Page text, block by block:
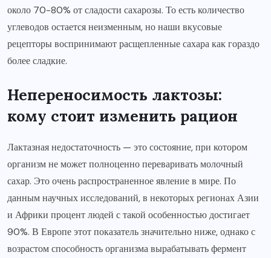
около 70-80% от сладости сахарозы. То есть количество
углеводов остается неизменным, но наши вкусовые
рецепторы воспринимают расщепленные сахара как гораздо
более сладкие.
Непереносимость лактозы:
кому стоит изменить рацион
Лактазная недостаточность — это состояние, при котором
организм не может полноценно переваривать молочный
сахар. Это очень распространенное явление в мире. По
данным научных исследований, в некоторых регионах Азии
и Африки процент людей с такой особенностью достигает
90%. В Европе этот показатель значительно ниже, однако с
возрастом способность организма вырабатывать фермент